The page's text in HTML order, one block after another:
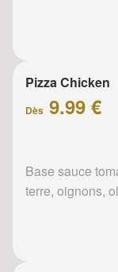
Pizza Chicken
Dès 9.99 €
Base sauce
terre, oignons,